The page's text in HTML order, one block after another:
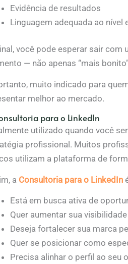
Evidência de resultados
Linguagem adequada ao
você pode esperar sair com
— não apenas “mais
muito indicado para
melhor ao mercado.
para o LinkedIn
utilizado quando você
profissional. Muitos
utilizam a plataforma de
a Consultoria para o LinkedIn
Está em busca ativa de
Quer aumentar sua
Deseja fortalecer sua marca
Quer se posicionar como
Precisa alinhar o perfil ao seu